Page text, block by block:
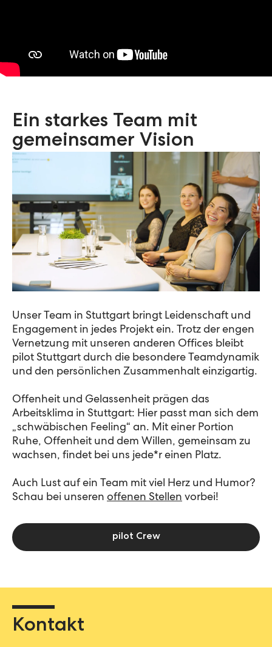
Ein starkes Team mit
gemeinsamer Vision
Unser Team in Stuttgart bringt Leidenschaft und
Engagement in jedes Projekt ein. Trotz der engen
Vernetzung mit unseren anderen Offices bleibt
pilot Stuttgart durch die besondere Teamdynamik
und den persönlichen Zusammenhalt einzigartig.
Offenheit und Gelassenheit prägen das
Arbeitsklima in Stuttgart: Hier passt man sich dem
„schwäbischen Feeling“ an. Mit einer Portion
Ruhe, Offenheit und dem Willen, gemeinsam zu
wachsen, findet bei uns jede*r einen Platz.
Auch Lust auf ein Team mit viel Herz und Humor?
Schau bei unseren offenen Stellen vorbei!
pilot Crew
Kontakt